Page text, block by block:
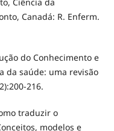
Canadá: R. Enferm.
do Conhecimento e
da saúde: uma revisão
216.
traduzir o
modelos e